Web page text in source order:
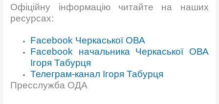
Офіційну інформацію читайте на наших
ресурсах:
Facebook Черкаської ОВА
Facebook начальника Черкаської ОВА
Ігоря Табурця
Телеграм-канал Ігоря Табурця
Пресслужба ОДА